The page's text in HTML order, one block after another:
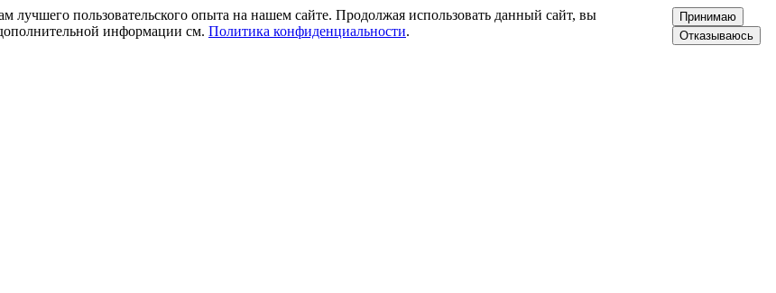
лучшего пользовательского опыта на нашем сайте. Продолжая использовать данный сайт, вы
информации см. Политика конфиденциальности.
Принимаю
Отказываюсь